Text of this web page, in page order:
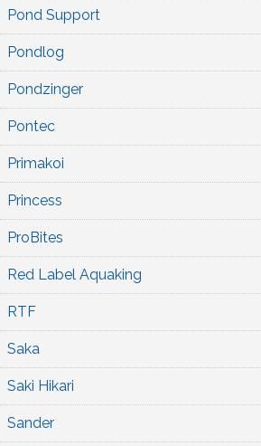
Pond Support
Pondlog
Pondzinger
Pontec
Primakoi
Princess
ProBites
Red Label Aquaking
RTF
Saka
Saki Hikari
Sander